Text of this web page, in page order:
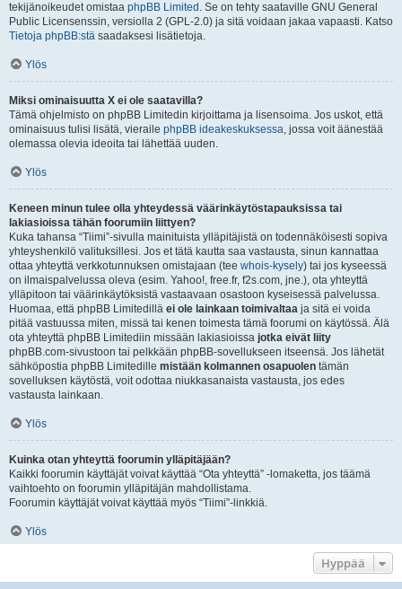
tekijänoikeudet omistaa phpBB Limited . Se on tehty saataville GNU General
Public Licensenssin, versiolla 2 (GPL-2.0) ja sitä voidaan jakaa vapaasti. Katso
Tietoja phpBB:stä saadaksesi lisätietoja.
Ylös
Miksi ominaisuutta X ei ole saatavilla?
Tämä ohjelmisto on phpBB Limitedin kirjoittama ja lisensoima. Jos uskot, että
ominaisuus tulisi lisätä, vieraile phpBB ideakeskuksessa, jossa voit äänestää
olemassa olevia ideoita tai lähettää uuden.
Ylös
Keneen minun tulee olla yhteydessä väärinkäytöstapauksissa tai
lakiasioissa tähän foorumiin liittyen?
Kuka tahansa “Tiimi”-sivulla mainituista ylläpitäjistä on todennäköisesti sopiva
yhteyshenkilö valituksillesi. Jos et tätä kautta saa vastausta, sinun kannattaa
ottaa yhteyttä verkkotunnuksen omistajaan (tee whois-kysely) tai jos kyseessä
on ilmaispalvelussa oleva (esim. Yahoo!, free.fr, f2s.com, jne.), ota yhteyttä
ylläpitoon tai väärinkäytöksistä vastaavaan osastoon kyseisessä palvelussa.
Huomaa, että phpBB Limitedillä ei ole lainkaan toimivaltaa ja sitä ei voida
pitää vastuussa miten, missä tai kenen toimesta tämä foorumi on käytössä. Älä
ota yhteyttä phpBB Limitediin missään lakiasioissa jotka eivät liity
phpBB.com-sivustoon tai pelkkään phpBB-sovellukseen itseensä. Jos lähetät
sähköpostia phpBB Limitedille mistään kolmannen osapuolen tämän
sovelluksen käytöstä, voit odottaa niukkasanaista vastausta, jos edes
vastausta lainkaan.
Ylös
Kuinka otan yhteyttä foorumin ylläpitäjään?
Kaikki foorumin käyttäjät voivat käyttää “Ota yhteyttä” -lomaketta, jos täämä
vaihtoehto on foorumin ylläpitäjän mahdollistama.
Foorumin käyttäjät voivat käyttää myös “Tiimi”-linkkiä.
Ylös
Hyppää